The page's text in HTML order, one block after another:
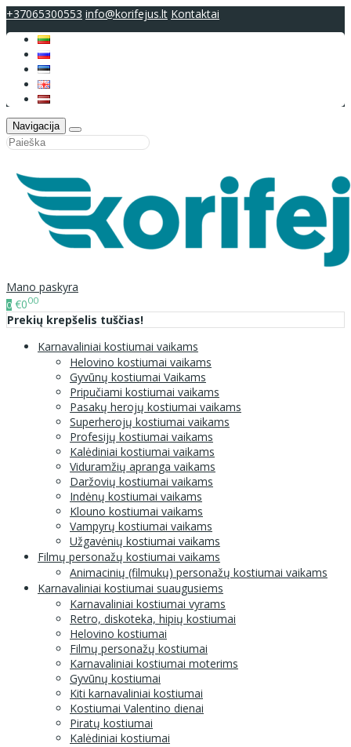
+37065300553 info@korifejus.lt Kontaktai
Navigacija
Mano paskyra
0 €000
Prekių krepšelis tuščias!
Karnavaliniai kostiumai vaikams
Helovino kostiumai vaikams
Gyvūnų kostiumai Vaikams
Pripučiami kostiumai vaikams
Pasakų herojų kostiumai vaikams
Superherojų kostiumai vaikams
Profesijų kostiumai vaikams
Kalėdiniai kostiumai vaikams
Viduramžių apranga vaikams
Daržovių kostiumai vaikams
Indėnų kostiumai vaikams
Klouno kostiumai vaikams
Vampyrų kostiumai vaikams
Užgavėnių kostiumai vaikams
Filmų personažų kostiumai vaikams
Animacinių (filmukų) personažų kostiumai vaikams
Karnavaliniai kostiumai suaugusiems
Karnavaliniai kostiumai vyrams
Retro, diskoteka, hipių kostiumai
Helovino kostiumai
Filmų personažų kostiumai
Karnavaliniai kostiumai moterims
Gyvūnų kostiumai
Kiti karnavaliniai kostiumai
Kostiumai Valentino dienai
Piratų kostiumai
Kalėdiniai kostiumai